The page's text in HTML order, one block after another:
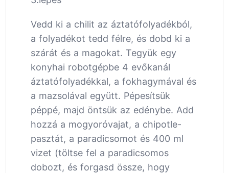
Vedd ki a chilit az áztatófolyadékból,
a folyadékot tedd félre, és dobd ki a
szárát és a magokat. Tegyük egy
konyhai robotgépbe 4 evőkanál
áztatófolyadékkal, a fokhagymával és
a mazsolával együtt. Pépesítsük
péppé, majd öntsük az edénybe. Add
hozzá a mogyoróvajat, a chipotle-
pasztát, a paradicsomot és 400 ml
vizet (töltse fel a paradicsomos
dobozt, és forgasd össze, hogy